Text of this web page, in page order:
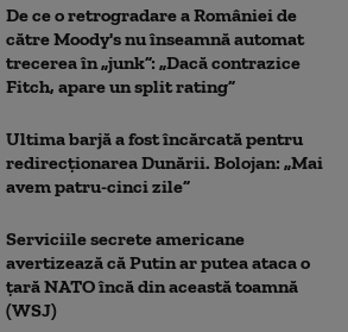
De ce o retrogradare a României de
către Moody's nu înseamnă automat
trecerea în „junk”: „Dacă contrazice
Fitch, apare un split rating”
Ultima barjă a fost încărcată pentru
redirecționarea Dunării. Bolojan: „Mai
avem patru-cinci zile”
Serviciile secrete americane
avertizează că Putin ar putea ataca o
țară NATO încă din această toamnă
(WSJ)